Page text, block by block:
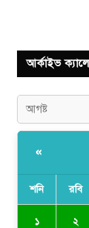
আর্কাইভ
«
শনি রবি
১ ২